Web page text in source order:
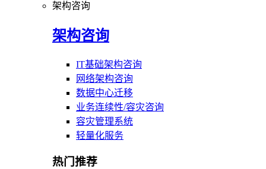
架构咨询
架构咨询
IT基础架构咨询
网络架构咨询
数据中心迁移
业务连续性/容灾咨询
容灾管理系统
轻量化服务
热门推荐